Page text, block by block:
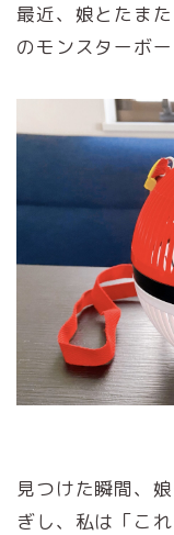
最近、娘とたま
のモンスターボ
見つけた瞬間、
ぎし、私は「こ